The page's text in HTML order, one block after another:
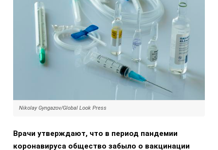
Nikolay Gyngazov/Global Look Press
Врачи утверждают, что в период пандемии
коронавируса общество забыло о вакцинации